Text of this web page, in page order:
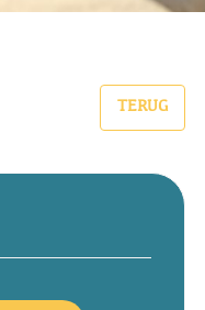
TERUG